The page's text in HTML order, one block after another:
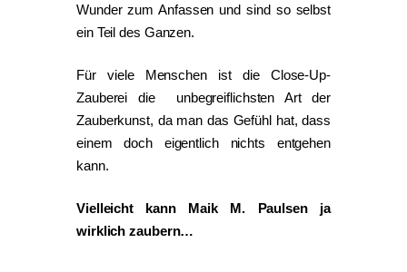
Wunder zum Anfassen und sind so selbst
ein Teil des Ganzen.
Für viele Menschen ist die Close-Up-
Zauberei die unbegreiflichsten Art der
Zauberkunst, da man das Gefühl hat, dass
einem doch eigentlich nichts entgehen
kann.
Vielleicht kann Maik M. Paulsen ja
wirklich zaubern…